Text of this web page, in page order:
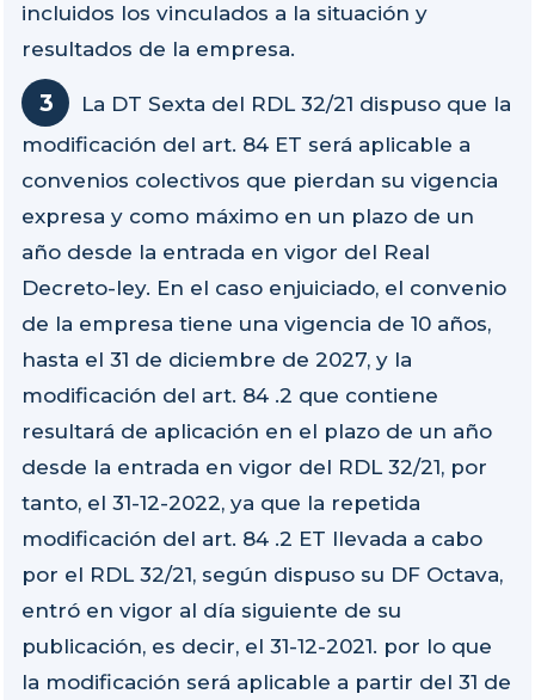
incluidos los vinculados a la situación y
resultados de la empresa.
La DT Sexta del RDL 32/21 dispuso que la
modificación del art. 84 ET será aplicable a
convenios colectivos que pierdan su vigencia
expresa y como máximo en un plazo de un
año desde la entrada en vigor del Real
Decreto-ley. En el caso enjuiciado, el convenio
de la empresa tiene una vigencia de 10 años,
hasta el 31 de diciembre de 2027, y la
modificación del art. 84 .2 que contiene
resultará de aplicación en el plazo de un año
desde la entrada en vigor del RDL 32/21, por
tanto, el 31-12-2022, ya que la repetida
modificación del art. 84 .2 ET llevada a cabo
por el RDL 32/21, según dispuso su DF Octava,
entró en vigor al día siguiente de su
publicación, es decir, el 31-12-2021. por lo que
la modificación será aplicable a partir del 31 de